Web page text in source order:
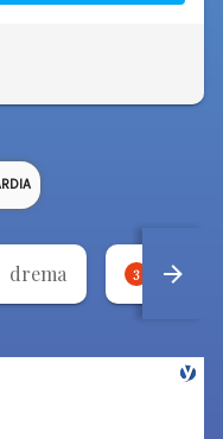
drema 3